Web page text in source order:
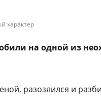
характер
на одной из